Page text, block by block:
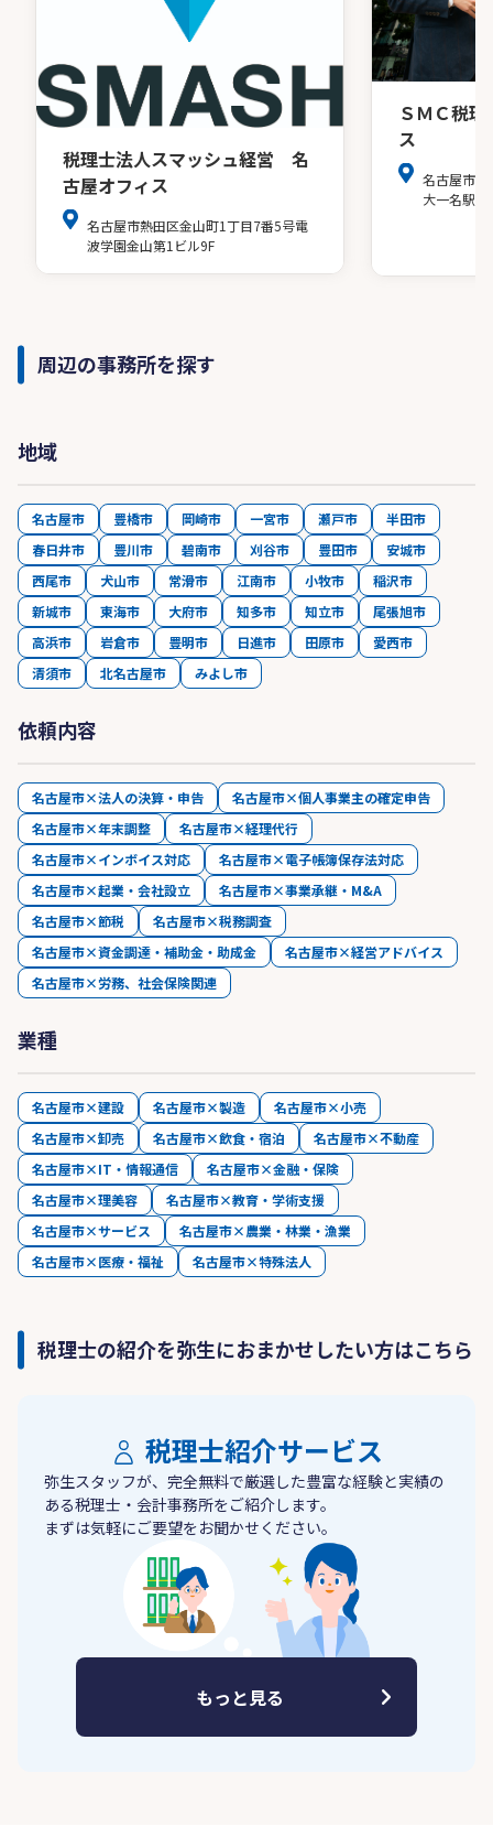
税理士法人スマッシュ経営 名
古屋オフィス
名古屋市熱田区金山町1丁目7番5号電
波学園金山第1ビル9F
ＳＭＣ税
ス
名古屋市中
大一名駅ビ
周辺の事務所を探す
地域
名古屋市 豊橋市 岡崎市 一宮市 瀬戸市
半田市
春日井市
豊川市 碧南市 刈谷市 豊田市
安城市
西尾市
犬山市 常滑市 江南市 小牧市
稲沢市
新城市
東海市 大府市 知多市 知立市
尾張旭市
高浜市
岩倉市 豊明市 日進市 田原市
愛西市
清須市
北名古屋市 みよし市
依頼内容
名古屋市×法人の決算・申告
名古屋市×個人事業主の確定申告
名古屋市×年末調整
名古屋市×経理代行
名古屋市×インボイス対応
名古屋市×電子帳簿保存法対応
名古屋市×起業・会社設立
名古屋市×事業承継・M&A
名古屋市×節税
名古屋市×税務調査
名古屋市×資金調達・補助金・助成金
名古屋市×経営アドバイス
名古屋市×労務、社会保険関連
業種
名古屋市×建設 名古屋市×製造
名古屋市×小売
名古屋市×卸売
名古屋市×飲食・宿泊
名古屋市×不動産
名古屋市×IT・情報通信
名古屋市×金融・保険
名古屋市×理美容
名古屋市×教育・学術支援
名古屋市×サービス
名古屋市×農業・林業・漁業
名古屋市×医療・福祉
名古屋市×特殊法人
税理士の紹介を弥生におまかせしたい方はこちら
税理士紹介サービス
弥生スタッフが、完全無料で厳選した豊富な経験と実績の
ある税理士・会計事務所をご紹介します。
まずは気軽にご要望をお聞かせください。
もっと見る